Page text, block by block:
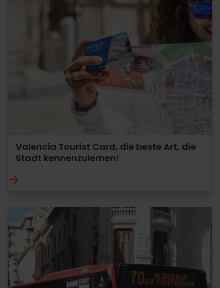
Valencia Tourist Card, die beste Art, die
Stadt kennenzulernen!